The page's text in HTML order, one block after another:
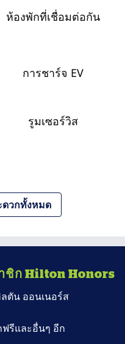
ห้องพักที่เชื่อมต่อกัน
การชาร์จ EV
รูมเซอร์วิส
ดวกทั้งหมด
ชิก Hilton Honors
ตัน ออนเนอร์ส
รีและอื่นๆ อีก